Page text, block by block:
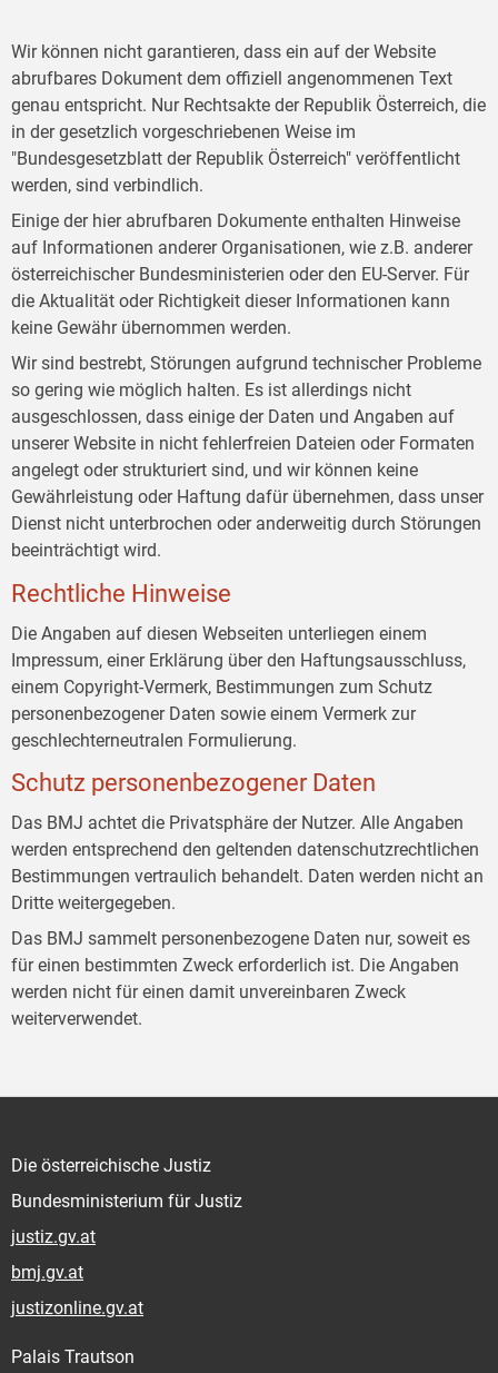
Wir können nicht garantieren, dass ein auf der Website
abrufbares Dokument dem offiziell angenommenen Text
genau entspricht. Nur Rechtsakte der Republik Österreich, die
in der gesetzlich vorgeschriebenen Weise im
"Bundesgesetzblatt der Republik Österreich" veröffentlicht
werden, sind verbindlich.
Einige der hier abrufbaren Dokumente enthalten Hinweise
auf Informationen anderer Organisationen, wie z.B. anderer
österreichischer Bundesministerien oder den EU-Server. Für
die Aktualität oder Richtigkeit dieser Informationen kann
keine Gewähr übernommen werden.
Wir sind bestrebt, Störungen aufgrund technischer Probleme
so gering wie möglich halten. Es ist allerdings nicht
ausgeschlossen, dass einige der Daten und Angaben auf
unserer Website in nicht fehlerfreien Dateien oder Formaten
angelegt oder strukturiert sind, und wir können keine
Gewährleistung oder Haftung dafür übernehmen, dass unser
Dienst nicht unterbrochen oder anderweitig durch Störungen
beeinträchtigt wird.
Rechtliche Hinweise
Die Angaben auf diesen Webseiten unterliegen einem
Impressum, einer Erklärung über den Haftungsausschluss,
einem Copyright-Vermerk, Bestimmungen zum Schutz
personenbezogener Daten sowie einem Vermerk zur
geschlechterneutralen Formulierung.
Schutz personenbezogener Daten
Das BMJ achtet die Privatsphäre der Nutzer. Alle Angaben
werden entsprechend den geltenden datenschutzrechtlichen
Bestimmungen vertraulich behandelt. Daten werden nicht an
Dritte weitergegeben.
Das BMJ sammelt personenbezogene Daten nur, soweit es
für einen bestimmten Zweck erforderlich ist. Die Angaben
werden nicht für einen damit unvereinbaren Zweck
weiterverwendet.
Die österreichische Justiz
Bundesministerium für Justiz
justiz.gv.at
bmj.gv.at
justizonline.gv.at
Palais Trautson